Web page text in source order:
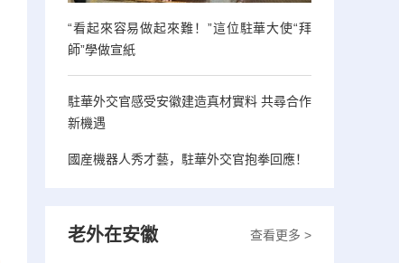
“看起來容易做起來難！”這位駐華大使“拜
師”學做宣紙
駐華外交官感受安徽建造真材實料 共尋合作
新機遇
國産機器人秀才藝，駐華外交官抱拳回應！
查看更多 >
老外在安徽